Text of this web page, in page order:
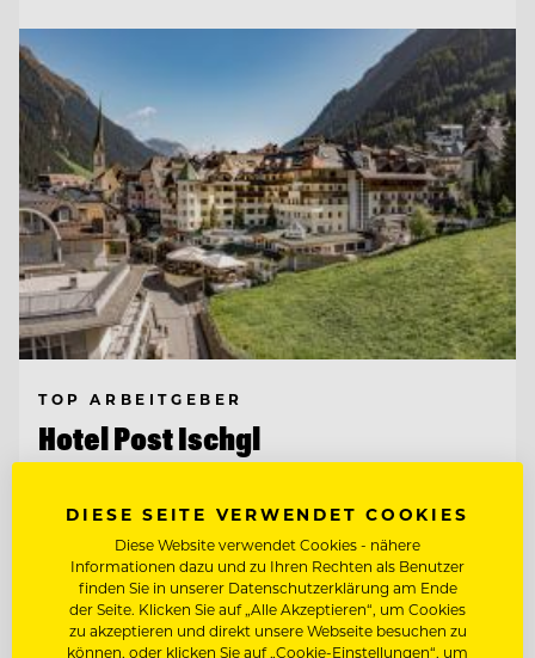
TOP ARBEITGEBER
Hotel Post Ischgl
6561 Ischgl, Österreich
ZAHLKELLNER (M/W/D)
DIESE SEITE VERWENDET COOKIES
Diese Website verwendet Cookies - nähere
Informationen dazu und zu Ihren Rechten als Benutzer
finden Sie in unserer Datenschutzerklärung am Ende
der Seite. Klicken Sie auf „Alle Akzeptieren“, um Cookies
zu akzeptieren und direkt unsere Webseite besuchen zu
können, oder klicken Sie auf „Cookie-Einstellungen“, um